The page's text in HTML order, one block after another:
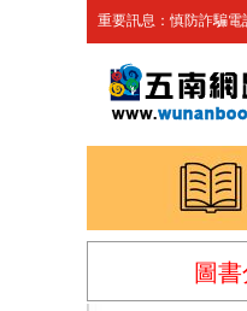
重要訊息：慎防詐騙電
圖